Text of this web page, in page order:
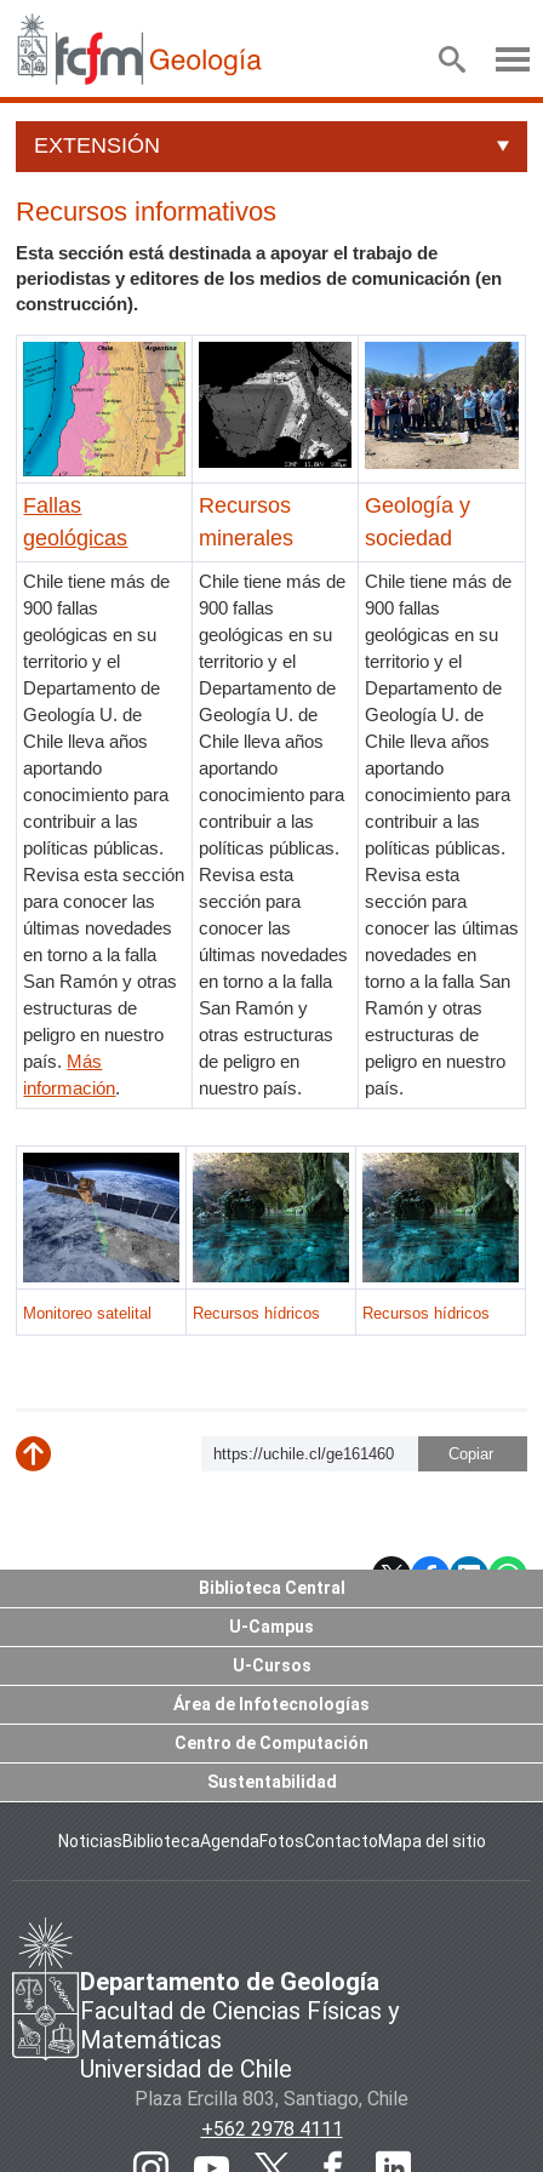
EXTENSIÓN
Recursos informativos
Esta sección está destinada a apoyar el trabajo de
periodistas y editores de los medios de comunicación (en
construcción).
Fallas
geológicas
Recursos
minerales
Geología y
sociedad
Chile tiene más de
900 fallas
geológicas en su
territorio y el
Departamento de
Geología U. de
Chile lleva años
aportando
conocimiento para
contribuir a las
políticas públicas.
Revisa esta sección
para conocer las
últimas novedades
en torno a la falla
San Ramón y otras
estructuras de
peligro en nuestro
país. Más
información.
Chile tiene más de
900 fallas
geológicas en su
territorio y el
Departamento de
Geología U. de
Chile lleva años
aportando
conocimiento para
contribuir a las
políticas públicas.
Revisa esta
sección para
conocer las
últimas novedades
en torno a la falla
San Ramón y
otras estructuras
de peligro en
nuestro país.
Chile tiene más de
900 fallas
geológicas en su
territorio y el
Departamento de
Geología U. de
Chile lleva años
aportando
conocimiento para
contribuir a las
políticas públicas.
Revisa esta
sección para
conocer las últimas
novedades en
torno a la falla San
Ramón y otras
estructuras de
peligro en nuestro
país.
Monitoreo satelital Recursos hídricos Recursos hídricos
https://uchile.cl/ge161460
Biblioteca Central
U-Campus
U-Cursos
Área de Infotecnologías
Centro de Computación
Sustentabilidad
NoticiasBibliotecaAgendaFotosContactoMapa del sitio
Departamento de Geología
Facultad de Ciencias Físicas y
Matemáticas
Universidad de Chile
Plaza Ercilla 803, Santiago, Chile
+562 2978 4111